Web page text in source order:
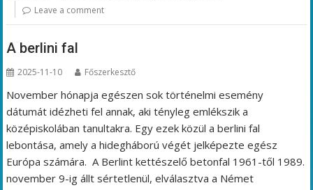
Leave a comment
A berlini fal
2025-11-10 Főszerkesztő
November hónapja egészen sok történelmi esemény
dátumát idézheti fel annak, aki tényleg emlékszik a
középiskolában tanultakra. Egy ezek közül a berlini fal
lebontása, amely a hidegháború végét jelképezte egész
Európa számára. A Berlint kettészelő betonfal 1961-től 1989.
november 9-ig állt sértetlenül, elválasztva a Német